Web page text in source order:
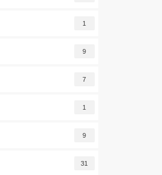
1
9
7
1
9
31